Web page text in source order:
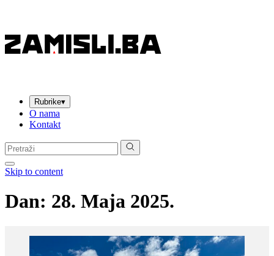
Rubrike▾
O nama
Kontakt
Pretraga:
Skip to content
Dan: 28. Maja 2025.